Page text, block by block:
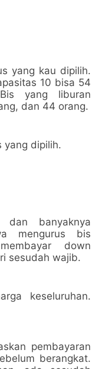
yang kau dipilih.
10 bisa 54
yang liburan
dan 44 orang.
yang dipilih.
banyaknya
mengurus bis
down
sesudah wajib.
keseluruhan.
pembayaran
berangkat.